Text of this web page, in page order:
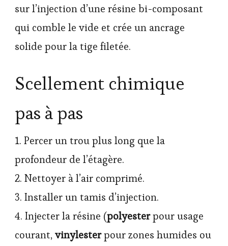
sur l’injection d’une résine bi-composant
qui comble le vide et crée un ancrage
solide pour la tige filetée.
Scellement chimique
pas à pas
1. Percer un trou plus long que la
profondeur de l’étagère.
2. Nettoyer à l’air comprimé.
3. Installer un tamis d’injection.
4. Injecter la résine (polyesterpour usage
courant,vinylesterpour zones humides ou